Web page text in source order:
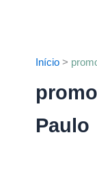
Início
Paulo